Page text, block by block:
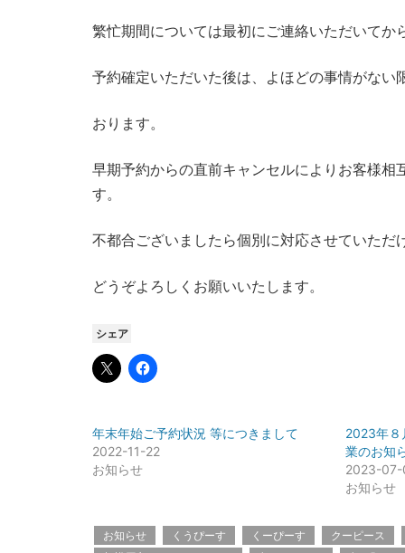
繁忙期間については最初にご連絡いただいてか
予約確定いただいた後は、よほどの事情がな
おります。
早期予約からの直前キャンセルによりお客様相
す。
不都合ございましたら個別に対応させていただ
どうぞよろしくお願いいたします。
シェア
年末年始ご予約状況 等につきまして
2022-11-22
お知らせ
2023年８
業のお知
2023-07-
お知らせ
お知らせ くうぴーす くーぴーす クーピース